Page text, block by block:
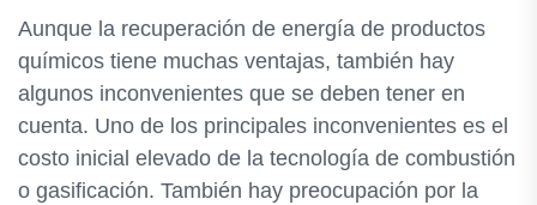
Aunque la recuperación de energía de productos
químicos tiene muchas ventajas, también hay
algunos inconvenientes que se deben tener en
cuenta. Uno de los principales inconvenientes es el
costo inicial elevado de la tecnología de combustión
o gasificación. También hay preocupación por la